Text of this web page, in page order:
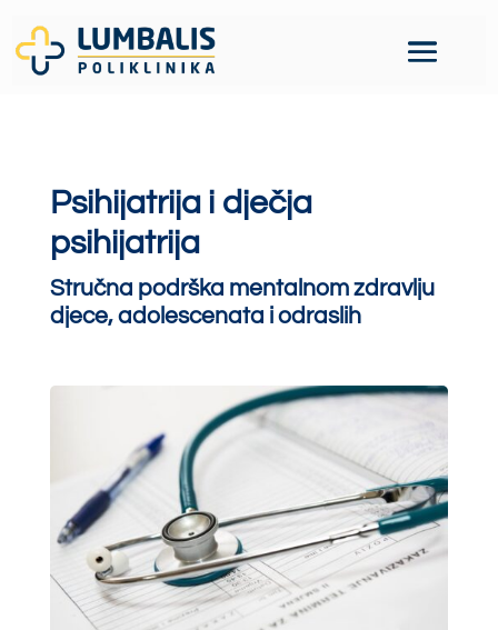
Psihijatrija i dječja
psihijatrija
Stručna podrška mentalnom zdravlju
djece, adolescenata i odraslih